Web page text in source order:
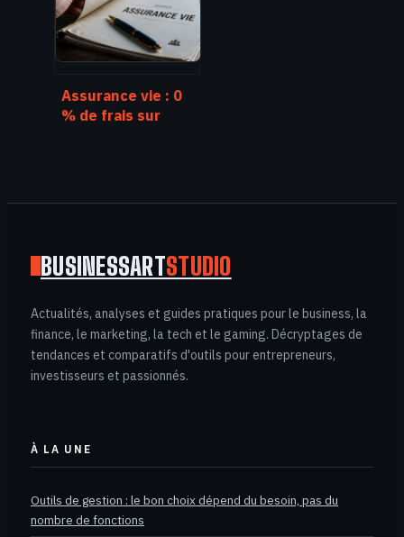
paiements
Assurance vie : 0
% de frais sur
BUSINESSARTSTUDIO
Actualités, analyses et guides pratiques pour le business, la
finance, le marketing, la tech et le gaming. Décryptages de
tendances et comparatifs d'outils pour entrepreneurs,
investisseurs et passionnés.
À LA UNE
Outils de gestion : le bon choix dépend du besoin, pas du
nombre de fonctions